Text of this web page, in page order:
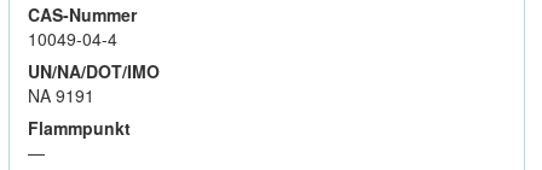
CAS-Nummer
10049-04-4
UN/NA/DOT/IMO
NA 9191
Flammpunkt
—